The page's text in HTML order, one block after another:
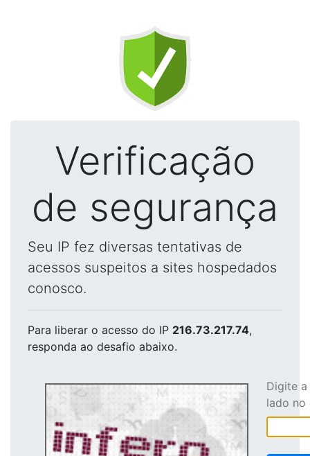
Verificação
de segurança
Seu IP fez diversas tentativas de
acessos suspeitos a sites hospedados
conosco.
Para liberar o acesso do IP 216.73.217.74,
responda ao desafio abaixo.
Digite
lado no